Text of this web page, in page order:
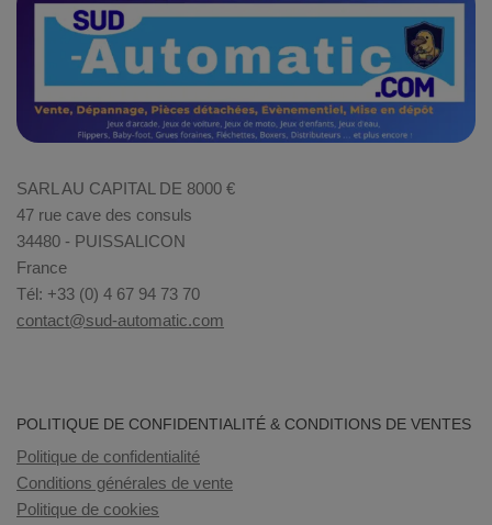
SARL AU CAPITAL DE 8000 €
47 rue cave des consuls
34480 - PUISSALICON
France
Tél: +33 (0) 4 67 94 73 70
contact@sud-automatic.com
POLITIQUE DE CONFIDENTIALITÉ & CONDITIONS DE VENTES
Politique de confidentialité
Conditions générales de vente
Politique de cookies